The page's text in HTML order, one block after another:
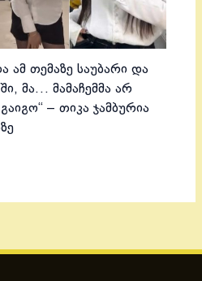
თემაზე საუბარი და
მა… მამაჩემმა არ
– თიკა ჯამბურია